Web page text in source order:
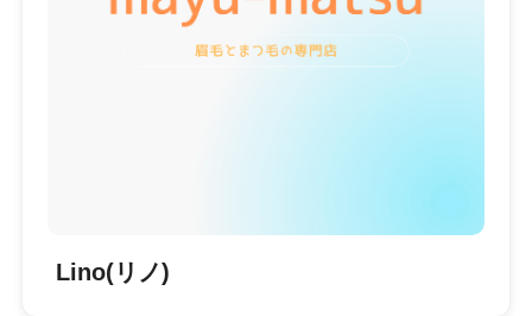
Lino(リノ)